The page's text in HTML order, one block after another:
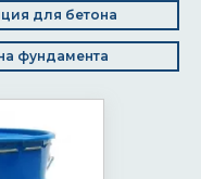
для бетона
фундамента